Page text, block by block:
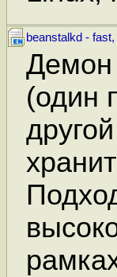
beanstalkd -
Демон
(один